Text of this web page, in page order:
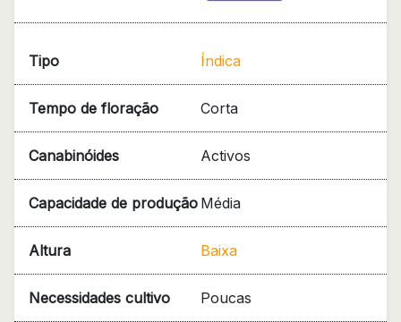
Tipo Índica
Tempo de floração Corta
Canabinóides Activos
Capacidade de produção Média
Altura Baixa
Necessidades cultivo Poucas